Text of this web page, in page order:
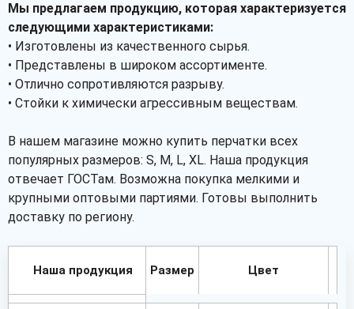
Мы предлагаем продукцию, которая характеризуется
следующими характеристиками:
• Изготовлены из качественного сырья.
• Представлены в широком ассортименте.
• Отлично сопротивляются разрыву.
• Стойки к химически агрессивным веществам.
В нашем магазине можно купить перчатки всех
популярных размеров: S, M, L, XL. Наша продукция
отвечает ГОСТам. Возможна покупка мелкими и
крупными оптовыми партиями. Готовы выполнить
доставку по региону.
Наша продукция Размер Цвет